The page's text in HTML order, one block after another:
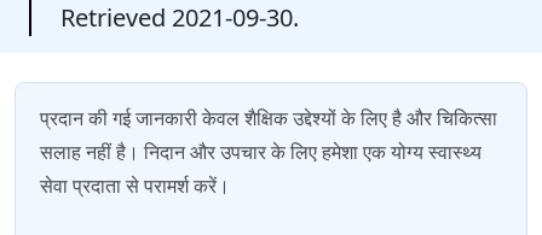
Retrieved 2021-09-30.
प्रदान की गई जानकारी केवल शैक्षिक उद्देश्यों के लिए है और चिकित्सा
सलाह नहीं है। निदान और उपचार के लिए हमेशा एक योग्य स्वास्थ्य
सेवा प्रदाता से परामर्श करें।